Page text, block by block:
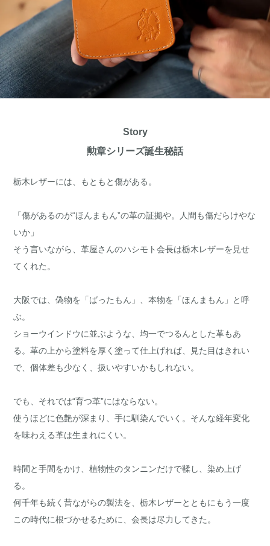
Story
勲章シリーズ誕生秘話
栃木レザーには、もともと傷がある。
「傷があるのが“ほんまもん”の革の証拠や。人間も傷だらけやな
いか」
そう言いながら、革屋さんのハシモト会長は栃木レザーを見せ
てくれた。
大阪では、偽物を「ばったもん」、本物を「ほんまもん」と呼
ぶ。
ショーウインドウに並ぶような、均一でつるんとした革もあ
る。革の上から塗料を厚く塗って仕上げれば、見た目はきれい
で、個体差も少なく、扱いやすいかもしれない。
でも、それでは“育つ革”にはならない。
使うほどに色艶が深まり、手に馴染んでいく。そんな経年変化
を味わえる革は生まれにくい。
時間と手間をかけ、植物性のタンニンだけで鞣し、染め上げ
る。
何千年も続く昔ながらの製法を、栃木レザーとともにもう一度
この時代に根づかせるために、会長は尽力してきた。